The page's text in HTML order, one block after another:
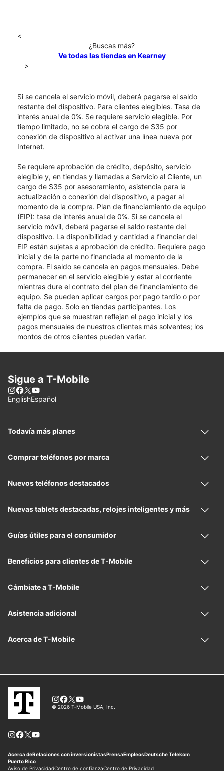
<
¿Buscas más?
Ve todas las tiendas en Kearney
>
Si se cancela el servicio móvil, deberá pagarse el saldo
restante del dispositivo. Para clientes elegibles. Tasa de
interés anual de 0%. Se requiere servicio elegible. Por
tiempo limitado, no se cobra el cargo de $35 por
conexión de dispositivo al activar una línea nueva por
Internet.
Se requiere aprobación de crédito, depósito, servicio
elegible y, en tiendas y llamadas a Servicio al Cliente, un
cargo de $35 por asesoramiento, asistencia para la
actualización o conexión del dispositivo, a pagar al
momento de la compra. Plan de financiamiento de equipo
(EIP): tasa de interés anual de 0%. Si se cancela el
servicio móvil, deberá pagarse el saldo restante del
dispositivo. La disponibilidad y cantidad a financiar del
EIP están sujetas a aprobación de crédito. Requiere pago
inicial y de la parte no financiada al momento de la
compra. El saldo se cancela en pagos mensuales. Debe
permanecer en el servicio elegible y estar al corriente
mientras dure el contrato del plan de financiamiento de
equipo. Se pueden aplicar cargos por pago tardío o por
falta de pago. Solo en tiendas participantes. Los
ejemplos que se muestran reflejan el pago inicial y los
pagos mensuales de nuestros clientes más solventes; los
montos de otros clientes pueden variar.